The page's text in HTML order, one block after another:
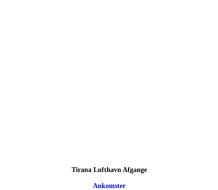
Tirana Lufthavn Afgange
Ankomster